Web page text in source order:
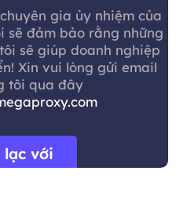
gia ủy nhiệm của
sẽ đảm bảo rằng những
sẽ giúp doanh nghiệp
Xin vui lòng gửi email
tôi qua đây
lạc với